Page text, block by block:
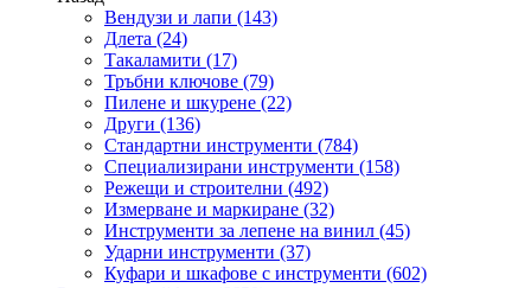
Вендузи и лапи (143)
Длета (24)
Такаламити (17)
Тръбни ключове (79)
Пилене и шкурене (22)
Други (136)
Стандартни инструменти (784)
Специализирани инструменти (158)
Режещи и строителни (492)
Измерване и маркиране (32)
Инструменти за лепене на винил (45)
Ударни инструменти (37)
Куфари и шкафове с инструменти (602)